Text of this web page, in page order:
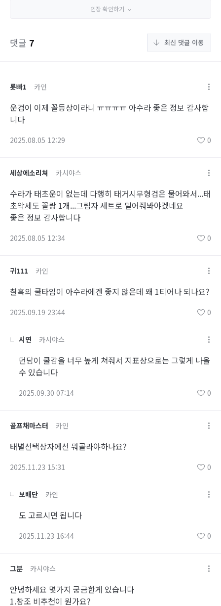
인장 확인하기
댓글 7 최신 댓글 이동
롯빠1 카인
운검이 이제 꼴등상이라니 ㅠㅠㅠㅠ 아수라 좋은 정보 감사합
니다
2025.08.05 12:29 0
세상에소리쳐 카시야스
수라가 태초운이 없는데 다행히 태거시무형검은 물어와서...태
초악세도 꼴랑 1개...그림자 세트로 밀어줘봐야겠네요
좋은 정보 감사합니다
2025.08.05 12:34 0
귀111 카인
칠흑의 쿨타임이 아수라에겐 좋지 않은데 왜 1티어나 되나요?
2025.09.19 23:44 0
시연 카시야스
던담이 쿨감을 너무 높게 쳐줘서 지표상으로는 그렇게 나올
수 있습니다
2025.09.30 07:14 0
골프채마스터 카인
태별선택상자에선 뭐골라야하나요?
2025.11.23 15:31 0
보배단 카인
도 고르시면 됩니다
2025.11.23 16:44 0
그분 카시야스
안녕하세요 몇가지 궁금한게 있습니다
1.창조 비추천이 뭔가요?